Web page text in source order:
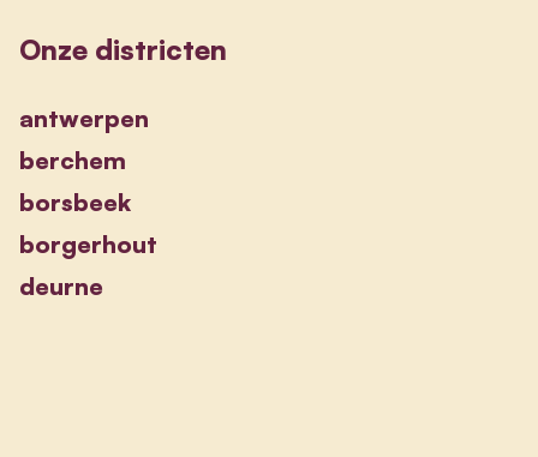
Onze districten
antwerpen
berchem
borsbeek
borgerhout
deurne